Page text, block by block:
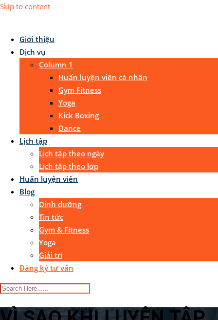
Skip to content
Giới thiệu
Dịch vụ
Column 1
Huấn luyện viên cá nhân
Gym Fitness
Yoga
Kick Boxing
Dance
Lịch tập
Lịch tập theo ngày
Lịch tập theo lớp
Huấn luyện viên
Blog
Dinh dưỡng
Tin tức
Gym & Fitness
Yoga
Giải trí
Đăng ký tư vấn